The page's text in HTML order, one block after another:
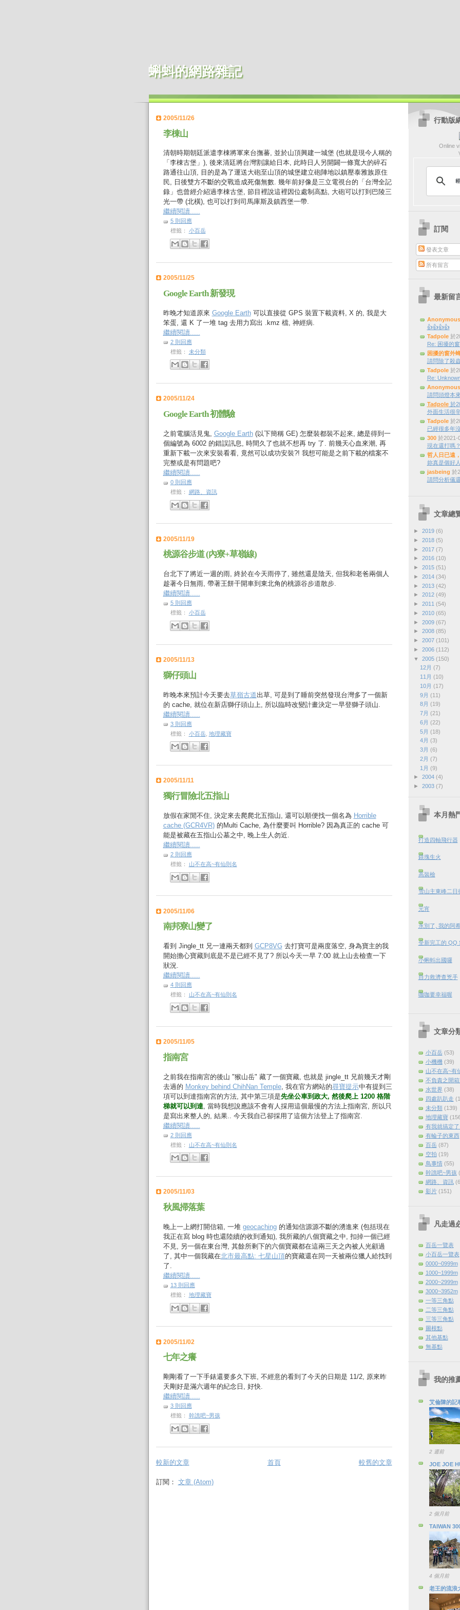
蝌蚪的網路雜記
2005/11/26
李棟山
清朝時期朝廷派遣李棟將軍來台撫蕃, 並於山頂興建一城堡 (也就是現今人稱的
「李棟古堡」), 後來清廷將台灣割讓給日本, 此時日人另開闢一條寬大的碎石
路通往山頂, 目的是為了運送大砲至山頂的城堡建立砲陣地以鎮壓泰雅族原住
民, 日後雙方不斷的交戰造成死傷無數. 幾年前好像是三立電視台的「台灣全記
錄」也曾經介紹過李棟古堡, 節目裡說這裡因位處制高點, 大砲可以打到巴陵三
光一帶 (北橫), 也可以打到司馬庫斯及鎮西堡一帶.
繼續閱讀.....
5 則回應
標籤： 小百岳
2005/11/25
Google Earth 新發現
昨晚才知道原來 Google Earth可以直接從 GPS 裝置下載資料, X 的, 我是大
笨蛋, 還 K 了一堆 tag 去用力寫出 .kmz 檔, 神經病.
繼續閱讀.....
2 則回應
標籤： 未分類
2005/11/24
Google Earth 初體驗
之前電腦活見鬼, Google Earth(以下簡稱 GE) 怎麼裝都裝不起來, 總是得到一
個編號為 6002 的錯誤訊息, 時間久了也就不想再 try 了. 前幾天心血來潮, 再
重新下載一次來安裝看看, 竟然可以成功安裝?! 我想可能是之前下載的檔案不
完整或是有問題吧?
繼續閱讀.....
0 則回應
標籤： 網路、資訊
2005/11/19
桃源谷步道 (內寮+草嶺線)
台北下了將近一週的雨, 終於在今天雨停了, 雖然還是陰天, 但我和老爸兩個人
趁著今日無雨, 帶著王餅干開車到東北角的桃源谷步道散步.
繼續閱讀.....
5 則回應
標籤： 小百岳
2005/11/13
獅仔頭山
昨晚本來預計今天要去草嶺古道出草, 可是到了睡前突然發現台灣多了一個新
的 cache, 就位在新店獅仔頭山上, 所以臨時改變計畫決定一早登獅子頭山.
繼續閱讀.....
3 則回應
標籤： 小百岳, 地理藏寶
2005/11/11
獨行冒險北五指山
放假在家閒不住, 決定來去爬爬北五指山, 還可以順便找一個名為 Horrible
cache (GCR4VR)的Multi Cache, 為什麼要叫 Horrible? 因為真正的 cache 可
能是被藏在五指山公墓之中, 晚上生人勿近.
繼續閱讀.....
2 則回應
標籤：
山不在高~有仙則名
2005/11/06
南邦寮山變了
看到 Jingle_tt 兄一連兩天都到 GCP8VG 去打寶可是兩度落空, 身為寶主的我
開始擔心寶藏到底是不是已經不見了? 所以今天一早 7:00 就上山去檢查一下
狀況.
繼續閱讀.....
4 則回應
標籤：
山不在高~有仙則名
2005/11/05
指南宮
之前我在指南宮的後山 "猴山岳" 藏了一個寶藏, 也就是 jingle_tt 兄前幾天才剛
去過的 Monkey behind ChihNan Temple, 我在官方網站的尋寶提示中有提到三
項可以到達指南宮的方法, 其中第三項是先坐公車到政大, 然後爬上 1200 格階
梯就可以到達, 當時我想說應該不會有人採用這個最慢的方法上指南宮, 所以只
是寫出來整人的, 結果.. 今天我自己卻採用了這個方法登上了指南宮.
繼續閱讀.....
2 則回應
標籤：
山不在高~有仙則名
2005/11/03
秋風掃落葉
晚上一上網打開信箱, 一堆 geocaching的通知信源源不斷的湧進來 (包括現在
我正在寫 blog 時也還陸續的收到通知), 我所藏的八個寶藏之中, 扣掉一個已經
不見, 另一個在東台灣, 其餘所剩下的六個寶藏都在這兩三天之內被人光顧過
了, 其中一個我藏在北市最高點: 七星山頂的寶藏還在同一天被兩位獵人給找到
了.
繼續閱讀.....
13 則回應
標籤： 地理藏寶
2005/11/02
七年之癢
剛剛看了一下手錶還要多久下班, 不經意的看到了今天的日期是 11/2, 原來昨
天剛好是滿六週年的紀念日, 好快.
繼續閱讀.....
3 則回應
標籤： 幹譙吧~男孩
較新的文章 較舊的文章
首頁
訂閱： 文章 (Atom)
行動版
Online
訂閱
發表文章
所有留言
最新留
Anonymous
👍👍👍👍
Tadpole於
Re: 困擾的
困擾的窗外
請問除了殺
Tadpole於
Re:
Anonymous
請問頭燈本
Tadpole於
外面生活很
Tadpole於
已經很多年
300於2021-
現在還打嗎？
哲人日已遠
妳真是個好人
jasbeing 於
請問分析儀
文章總
► 2019 (6)
► 2018 (5)
► 2017 (7)
► 2016 (10)
► 2015 (51)
► 2014 (34)
► 2013 (42)
► 2012 (49)
► 2011 (54)
► 2010 (65)
► 2009 (67)
► 2008 (85)
► 2007 (101)
► 2006 (112)
▼ 2005 (150)
12月 (7)
11月 (10)
10月 (17)
9月 (11)
8月 (19)
7月 (21)
6月 (22)
5月 (18)
4月 (3)
3月 (6)
2月 (7)
1月 (9)
► 2004 (4)
► 2003 (7)
本月熱
打造四軸飛行器
鎂塊生火
高裝檢
雪山主東峰二日
元宵
永別了, 我的阿
全新完工的 QQ
小蝌蚪出國囉
自力救濟查兇手
咖咖要幸福喔
文章分
小百岳 (53)
小機機 (39)
山不在高~有
不負責之開箱
水世界 (38)
四處趴趴走
未分類 (139)
地理藏寶
有我就搞定
有輪子的東西
百岳 (87)
空拍 (19)
鳥事情 (55)
幹譙吧~男孩
網路、資訊
影片 (151)
凡走過
百岳一覽表
小百岳一覽表
0000~0999m
1000~1999m
2000~2999m
3000~3952m
一等三角點
二等三角點
三等三角點
圖根點
其他基點
無基點
我的推
艾倫陳的記
2 週前
JOE JOE
2 個月前
TAIWAN
4 個月前
老王的流浪